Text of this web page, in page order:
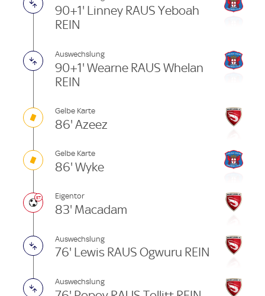
90+1' Linney RAUS Yeboah
REIN
Auswechslung
90+1' Wearne RAUS Whelan
REIN
Gelbe Karte
86' Azeez
Gelbe Karte
86' Wyke
Eigentor
83' Macadam
Auswechslung
76' Lewis RAUS Ogwuru REIN
Auswechslung